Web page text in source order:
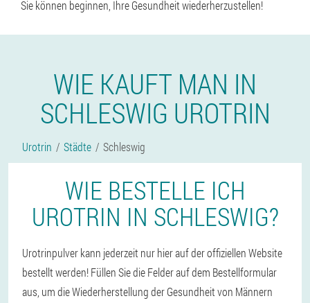
Sie können beginnen, Ihre Gesundheit wiederherzustellen!
WIE KAUFT MAN IN
SCHLESWIG UROTRIN
Urotrin Städte Schleswig
WIE BESTELLE ICH
UROTRIN IN SCHLESWIG?
Urotrinpulver kann jederzeit nur hier auf der offiziellen Website
bestellt werden! Füllen Sie die Felder auf dem Bestellformular
aus, um die Wiederherstellung der Gesundheit von Männern